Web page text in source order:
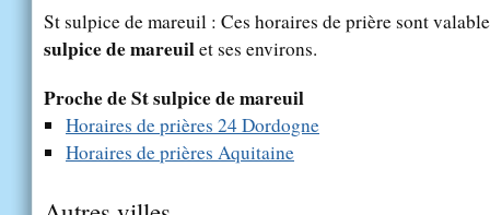
St sulpice de mareuil : Ces horaires de prière sont
sulpice de mareuilet ses environs.
Proche de St sulpice de mareuil
Horaires de prières 24 Dordogne
Horaires de prières Aquitaine